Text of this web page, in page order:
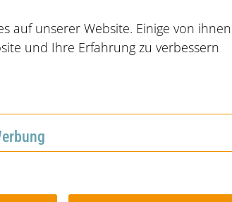
Suche
Fach- und
zu stärken!
wir
auf unserer Website. Einige von
und Ihre Erfahrung zu verbessern